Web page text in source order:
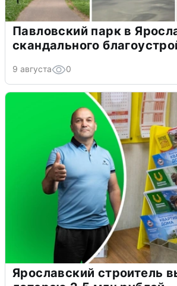
Павловский парк в
скандального
9 августа 0
Ярославский строитель